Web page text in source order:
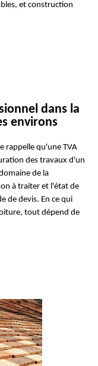
et construction
dans la
environs
rappelle qu'une TVA
des travaux d'un
de la
à traiter et l'état de
de devis. En ce qui
tout dépend de